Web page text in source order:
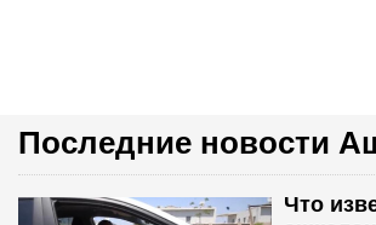
Последние новости
Что